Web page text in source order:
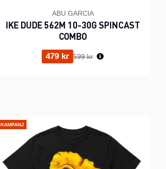
ABU GARCIA
IKE DUDE 562M 10-30G SPINCAST
COMBO
479 kr Ordinarie pris:
599 kr
KAMPANJ